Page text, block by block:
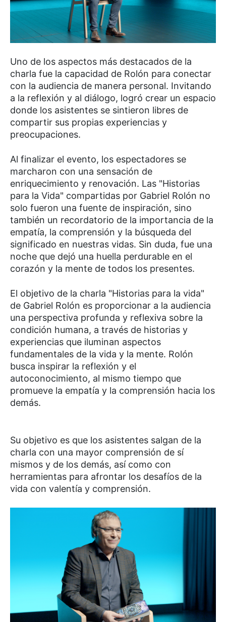
Uno de los aspectos más destacados de la
charla fue la capacidad de Rolón para conectar
con la audiencia de manera personal. Invitando
a la reflexión y al diálogo, logró crear un espacio
donde los asistentes se sintieron libres de
compartir sus propias experiencias y
preocupaciones.
Al finalizar el evento, los espectadores se
marcharon con una sensación de
enriquecimiento y renovación. Las "Historias
para la Vida" compartidas por Gabriel Rolón no
solo fueron una fuente de inspiración, sino
también un recordatorio de la importancia de la
empatía, la comprensión y la búsqueda del
significado en nuestras vidas. Sin duda, fue una
noche que dejó una huella perdurable en el
corazón y la mente de todos los presentes.
El objetivo de la charla "Historias para la vida"
de Gabriel Rolón es proporcionar a la audiencia
una perspectiva profunda y reflexiva sobre la
condición humana, a través de historias y
experiencias que iluminan aspectos
fundamentales de la vida y la mente. Rolón
busca inspirar la reflexión y el
autoconocimiento, al mismo tiempo que
promueve la empatía y la comprensión hacia los
demás.
Su objetivo es que los asistentes salgan de la
charla con una mayor comprensión de sí
mismos y de los demás, así como con
herramientas para afrontar los desafíos de la
vida con valentía y comprensión.